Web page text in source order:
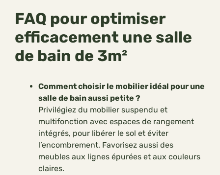
FAQ pour optimiser
efficacement une salle
de bain de 3m²
Comment choisir le mobilier idéal pour une
salle de bain aussi petite ?
Privilégiez du mobilier suspendu et
multifonction avec espaces de rangement
intégrés, pour libérer le sol et éviter
l’encombrement. Favorisez aussi des
meubles aux lignes épurées et aux couleurs
claires.